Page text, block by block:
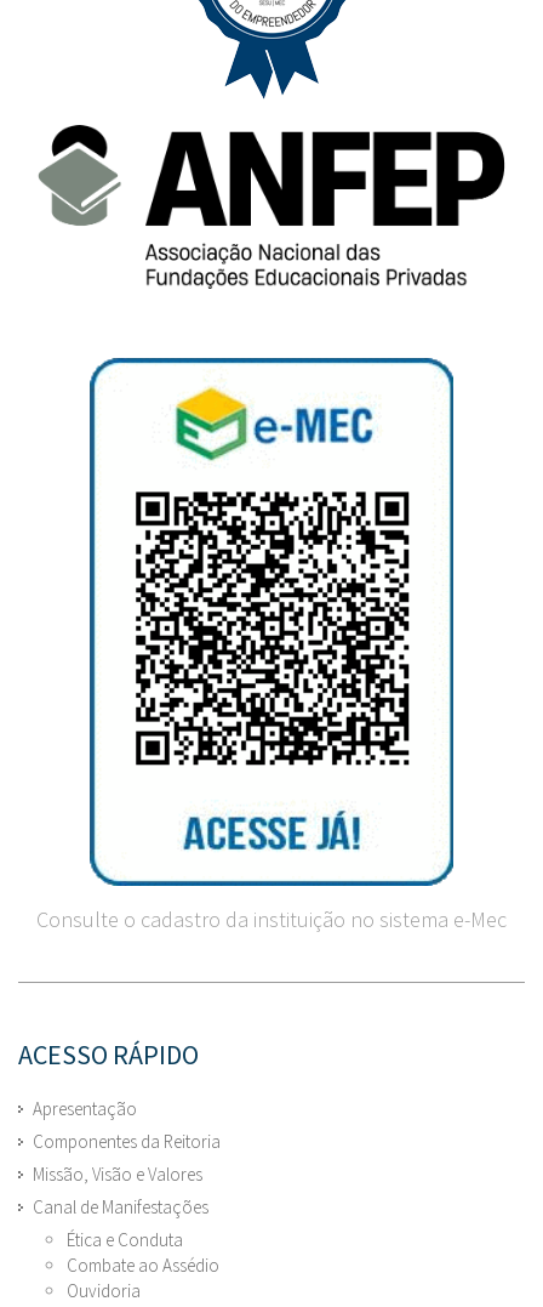
Consulte o cadastro da instituição no sistema e-Mec
ACESSO RÁPIDO
Apresentação
Componentes da Reitoria
Missão, Visão e Valores
Canal de Manifestações
Ética e Conduta
Combate ao Assédio
Ouvidoria